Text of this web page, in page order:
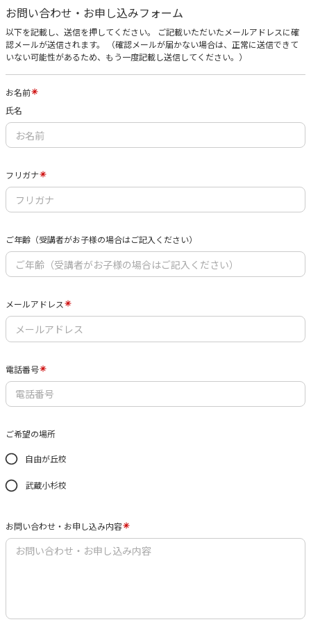
お問い合わせ・お申し込みフォーム
以下を記載し、送信を押してください。 ご記載いただいたメールアドレスに確
認メールが送信されます。 （確認メールが届かない場合は、正常に送信できて
いない可能性があるため、もう一度記載し送信してください。）
お名前
氏名
フリガナ
ご年齢（受講者がお子様の場合はご記入ください）
メールアドレス
電話番号
ご希望の場所
自由が丘校
武蔵小杉校
お問い合わせ・お申し込み内容